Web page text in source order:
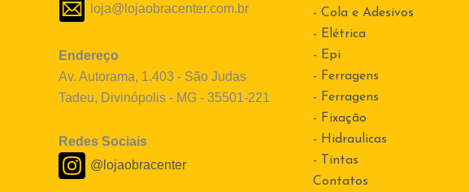
loja@lojaobracenter.com.br
Endereço
Av. Autorama, 1.403 - São Judas
Tadeu, Divinópolis - MG - 35501-221
Redes Sociais
@lojaobracenter
- Cola e Adesivos
- Elétrica
- Epi
- Ferragens
- Ferragens
- Fixação
- Hidraulicas
- Tintas
Contatos